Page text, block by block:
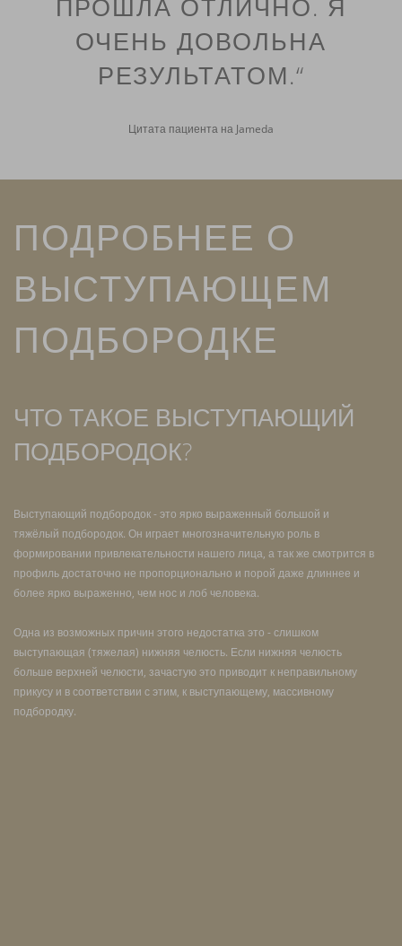
ОЧЕНЬ ДОВОЛЬНА
РЕЗУЛЬТАТОМ.“
Цитата пациента на Jameda
ПОДРОБНЕЕ О
ВЫСТУПАЮЩЕМ
ПОДБОРОДКЕ
ЧТО ТАКОЕ ВЫСТУПАЮЩИЙ
ПОДБОРОДОК?
Выступающий подбородок - это ярко выраженный большой и
тяжёлый подбородок. Он играет многозначительную роль в
формировании привлекательности нашего лица, а так же смотрится в
профиль достаточно не пропорционально и порой даже длиннее и
более ярко выраженно, чем нос и лоб человека.
Одна из возможных причин этого недостатка это - слишком
выступающая (тяжелая) нижняя челюсть. Если нижняя челюсть
больше верхней челюсти, зачастую это приводит к неправильному
прикусу и в соответствии с этим, к выступающему, массивному
подбородку.